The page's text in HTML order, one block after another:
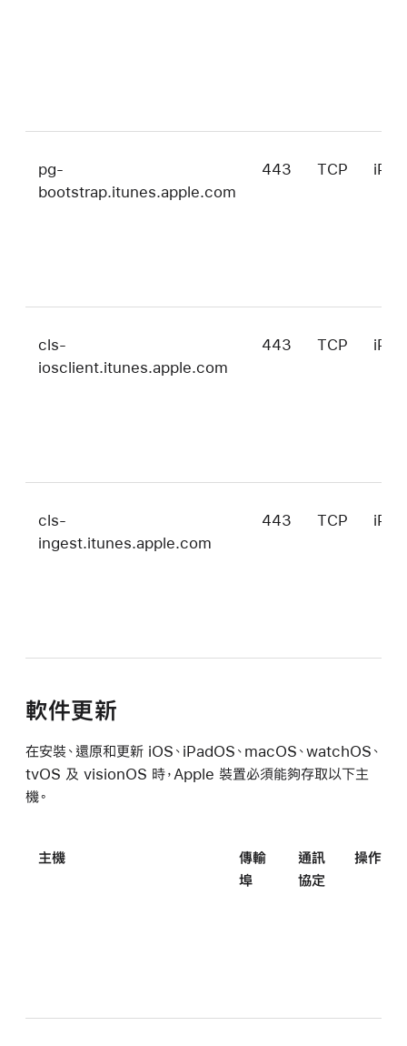
pg-
bootstrap.itunes.apple.com
443 TCP
cls-
iosclient.itunes.apple.com
443 TCP
cls-
ingest.itunes.apple.com
443 TCP
軟件更新
在安裝、還原和更新 iOS、iPadOS、macOS、watchOS、
tvOS 及 visionOS 時，Apple 裝置必須能夠存取以下主
機。
主機
傳輸
埠
通訊
協定
操作系